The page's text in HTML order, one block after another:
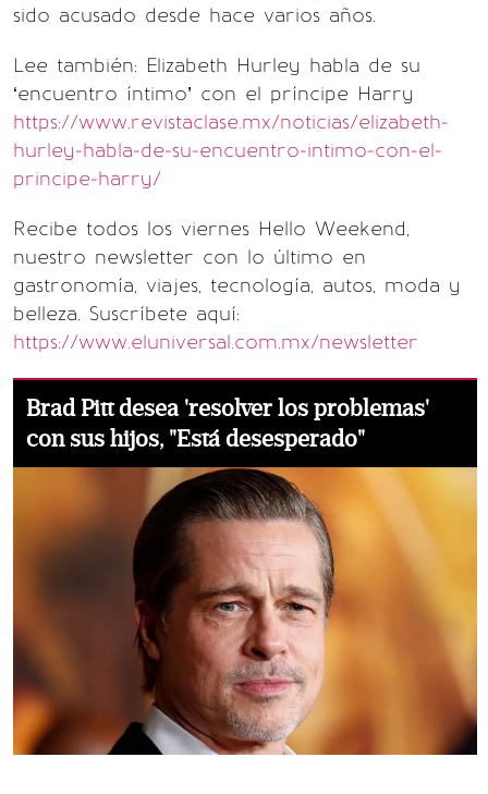
sido acusado desde hace varios años.
Lee también: Elizabeth Hurley habla de su
‘encuentro íntimo’ con el príncipe Harry
https://www.revistaclase.mx/noticias/elizabeth-
hurley-habla-de-su-encuentro-intimo-con-el-
principe-harry/
Recibe todos los viernes Hello Weekend,
nuestro newsletter con lo último en
gastronomía, viajes, tecnología, autos, moda y
belleza. Suscríbete aquí:
https://www.eluniversal.com.mx/newsletter
Brad Pitt desea 'resolver los problemas'
con sus hijos, "Está desesperado"